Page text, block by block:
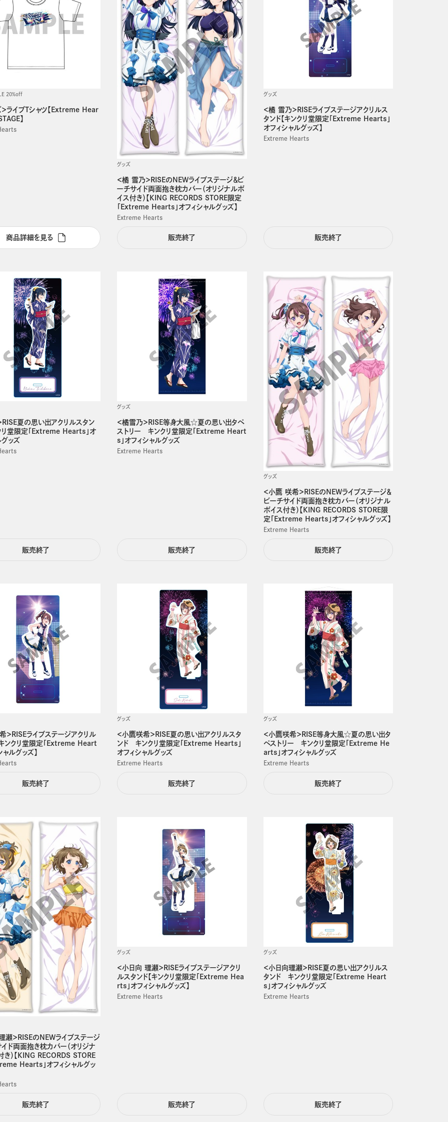
20%off
＞ライブTシャツ【Extreme Hear
】
商品詳細を見る
グッズ
＜橘 雪乃＞RISEのNEWライブステージ＆ビ
ーチサイド両面抱き枕カバー（オリジナルボ
イス付き）【KING RECORDS STORE限定
「Extreme Hearts」オフィシャルグッズ】
Extreme Hearts
販売終了
グッズ
＜橘 雪乃＞RISEライブステージアクリルス
タンド【キンクリ堂限定「Extreme Hearts」
オフィシャルグッズ】
Extreme Hearts
販売終了
RISE夏の思い出アクリルスタン
リ堂限定「Extreme Hearts」オ
グッズ
販売終了
グッズ
＜橘雪乃＞RISE等身大風☆夏の思い出タペ
ストリー キンクリ堂限定「Extreme Heart
s」オフィシャルグッズ
Extreme Hearts
販売終了
グッズ
＜小鷹 咲希＞RISEのNEWライブステージ＆
ビーチサイド両面抱き枕カバー（オリジナル
ボイス付き）【KING RECORDS STORE限
定「Extreme Hearts」オフィシャルグッズ】
Extreme Hearts
販売終了
＞RISEライブステージアクリル
キンクリ堂限定「Extreme Heart
ャルグッズ】
販売終了
グッズ
＜小鷹咲希＞RISE夏の思い出アクリルスタ
ンド キンクリ堂限定「Extreme Hearts」
オフィシャルグッズ
Extreme Hearts
販売終了
グッズ
＜小鷹咲希＞RISE等身大風☆夏の思い出タ
ペストリー キンクリ堂限定「Extreme He
arts」オフィシャルグッズ
Extreme Hearts
販売終了
瀬＞RISEのNEWライブステージ
イド両面抱き枕カバー（オリジナ
き）【KING RECORDS STORE
Hearts」オフィシャルグッ
販売終了
グッズ
＜小日向 理瀬＞RISEライブステージアクリ
ルスタンド【キンクリ堂限定「Extreme Hea
rts」オフィシャルグッズ】
Extreme Hearts
販売終了
グッズ
＜小日向理瀬＞RISE夏の思い出アクリルス
タンド キンクリ堂限定「Extreme Heart
s」オフィシャルグッズ
Extreme Hearts
販売終了